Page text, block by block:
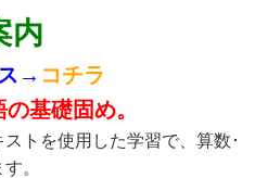
内
→ コチラ
基礎固め。
トを使用した学習で、算数･
。